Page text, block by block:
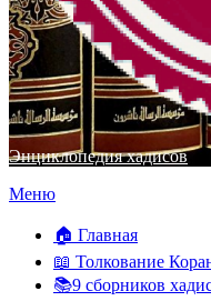
Энциклопедия хадисов
Перейти
содержимому
Меню
🏠 Главная
📖 Толкование
📚9 сборников